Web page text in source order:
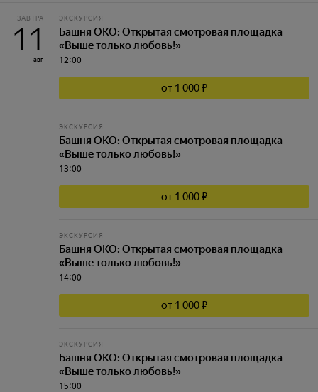
ЗАВТРА
11
авг
ЭКСКУРСИЯ
Башня ОКО: Открытая смотровая площадка
«Выше только любовь!»
12:00
от 1 000 ₽
ЭКСКУРСИЯ
Башня ОКО: Открытая смотровая площадка
«Выше только любовь!»
13:00
от 1 000 ₽
ЭКСКУРСИЯ
Башня ОКО: Открытая смотровая площадка
«Выше только любовь!»
14:00
от 1 000 ₽
ЭКСКУРСИЯ
Башня ОКО: Открытая смотровая площадка
«Выше только любовь!»
15:00